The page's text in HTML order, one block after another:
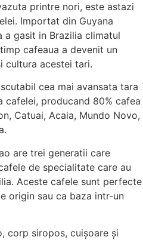
printre nori, este astazi
Importat din Guyana
a gasit in Brazilia climatul
cafeaua a devenit un
acestei tari.
cea mai avansata tara
cafelei, producand 80% cafea
Catuai, Acaia, Mundo Novo,
are trei generatii care
de specialitate care au
Aceste cafele sunt perfecte
origin sau ca baza intr-un
corp siropos, cuișoare și